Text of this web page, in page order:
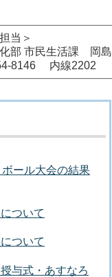
当＞
部 市民生活課 岡島
8146 内線2202
ール大会の結果
ついて
ついて
与式・あすなろ